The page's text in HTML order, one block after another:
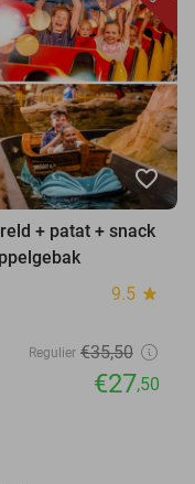
favorite_border
+ patat + snack
9.5 star
Regulier €35,50
€27,50